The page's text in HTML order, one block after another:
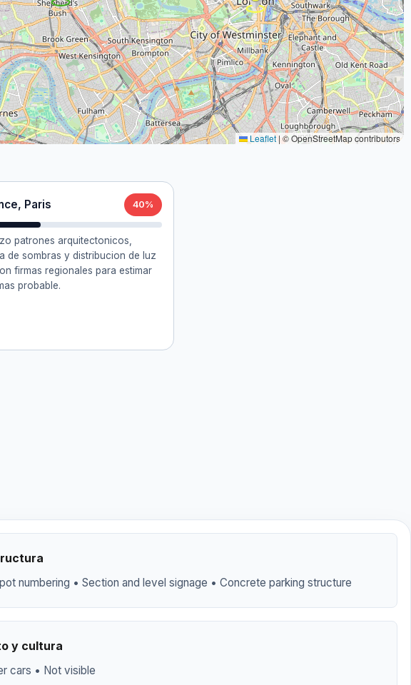
Paris 40%
patrones arquitectonicos,
de sombras y distribucion de luz
firmas regionales para estimar
probable.
Leaflet | © OpenStreetMap contributors
numbering • Section and level signage • Concrete parking structure
y cultura
cars • Not visible